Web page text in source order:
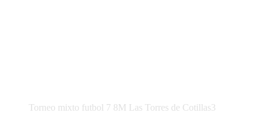
Torneo mixto futbol 7 8M Las Torres de Cotillas3